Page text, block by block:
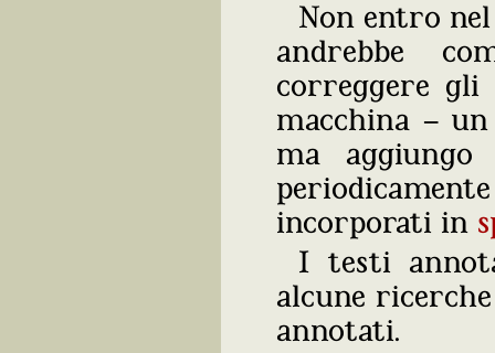
Non entro
andrebbe
correggere
macchina ‒
ma
incorporati in
I testi
alcune
annotati.